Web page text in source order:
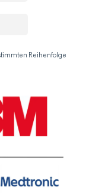
Reihenfolge